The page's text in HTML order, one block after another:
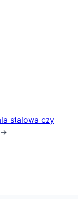
stalowa czy
→